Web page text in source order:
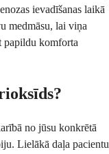
ievadīšanas laikā
medmāsu, lai viņa
papildu komforta
no jūsu konkrētā
Lielākā daļa pacientu